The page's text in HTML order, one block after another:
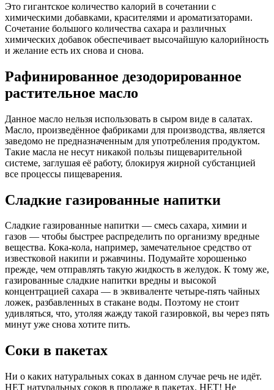
Это гигантское количество калорий в сочетании с
химическими добавками, красителями и ароматизаторами.
Сочетание большого количества сахара и различных
химических добавок обеспечивает высочайшую калорийность
и желание есть их снова и снова.
Рафинированное дезодорированное
растительное масло
Данное масло нельзя использовать в сыром виде в салатах.
Масло, произведённое фабриками для производства, является
заведомо не предназначенным для употребления продуктом.
Такие масла не несут никакой пользы пищеварительной
системе, заглушая её работу, блокируя жирной субстанцией
все процессы пищеварения.
Сладкие газированные напитки
Сладкие газированные напитки — смесь сахара, химии и
газов — чтобы быстрее распределить по организму вредные
вещества. Кока-кола, например, замечательное средство от
известковой накипи и ржавчины. Подумайте хорошенько
прежде, чем отправлять такую жидкость в желудок. К тому же,
газированные сладкие напитки вредны и высокой
концентрацией сахара — в эквиваленте четыре-пять чайных
ложек, разбавленных в стакане воды. Поэтому не стоит
удивляться, что, утоляя жажду такой газировкой, вы через пять
минут уже снова хотите пить.
Соки в пакетах
Ни о каких натуральных соках в данном случае речь не идёт.
НЕТ натуральных соков в продаже в пакетах. НЕТ! Не